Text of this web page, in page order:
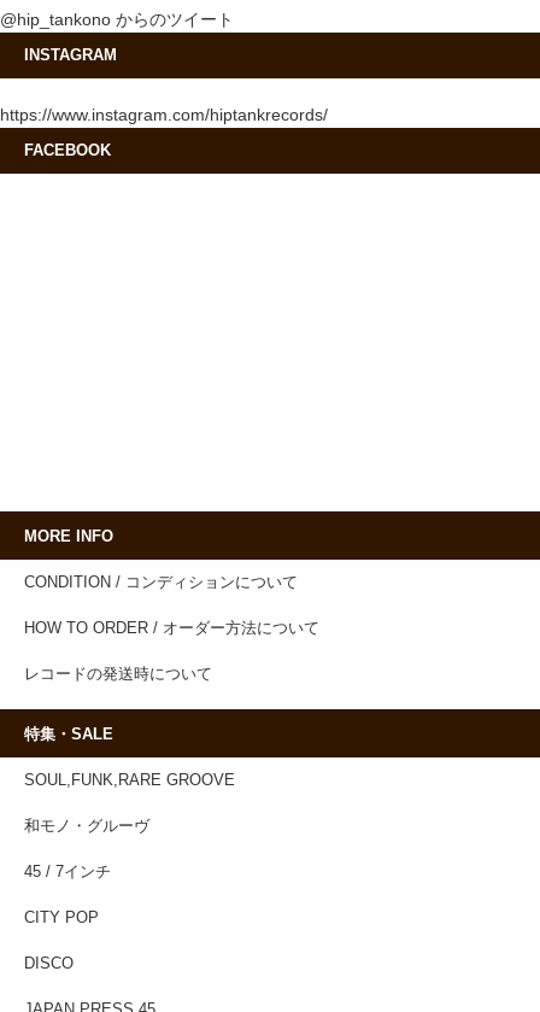
@hip_tankono からのツイート
INSTAGRAM
https://www.instagram.com/hiptankrecords/
FACEBOOK
MORE INFO
CONDITION / コンディションについて
HOW TO ORDER / オーダー方法について
レコードの発送時について
特集・SALE
SOUL,FUNK,RARE GROOVE
和モノ・グルーヴ
45 / 7インチ
CITY POP
DISCO